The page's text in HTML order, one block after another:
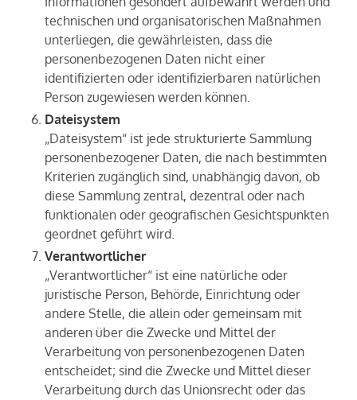
technischen und organisatorischen Maßnahmen
unterliegen, die gewährleisten, dass die
personenbezogenen Daten nicht einer
identifizierten oder identifizierbaren natürlichen
Person zugewiesen werden können.
Dateisystem
„Dateisystem“ ist jede strukturierte Sammlung
personenbezogener Daten, die nach bestimmten
Kriterien zugänglich sind, unabhängig davon, ob
diese Sammlung zentral, dezentral oder nach
funktionalen oder geografischen Gesichtspunkten
geordnet geführt wird.
Verantwortlicher
„Verantwortlicher“ ist eine natürliche oder
juristische Person, Behörde, Einrichtung oder
andere Stelle, die allein oder gemeinsam mit
anderen über die Zwecke und Mittel der
Verarbeitung von personenbezogenen Daten
entscheidet; sind die Zwecke und Mittel dieser
Verarbeitung durch das Unionsrecht oder das